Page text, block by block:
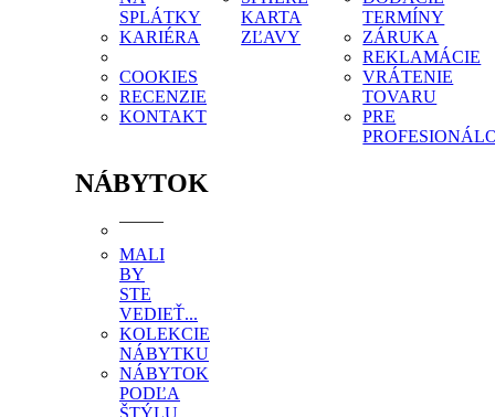
SPLÁTKY
KARIÉRA
COOKIES
RECENZIE
KONTAKT
KARTA
ZĽAVY
TERMÍNY
ZÁRUKA
REKLAMÁCIE
VRÁTENIE
TOVARU
PRE
NÁBYTOK
MALI
BY
STE
VEDIEŤ...
KOLEKCIE
NÁBYTKU
NÁBYTOK
PODĽA
ŠTÝLU